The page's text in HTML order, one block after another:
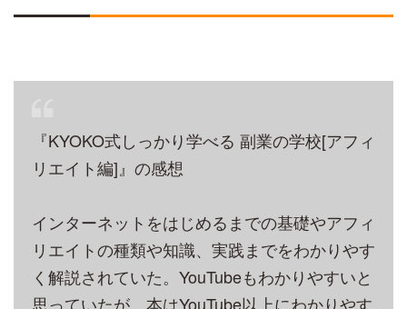
『KYOKO式しっかり学べる 副業の学校[アフィ
リエイト編]』の感想
インターネットをはじめるまでの基礎やアフィ
リエイトの種類や知識、実践までをわかりやす
く解説されていた。YouTubeもわかりやすいと
思っていたが、本はYouTube以上にわかりやす